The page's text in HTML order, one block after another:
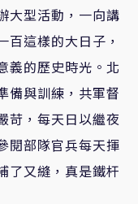
大型活動，一向講
這樣的大日子，
義的歷史時光。北
備與訓練，共軍督
苛，每天日以繼夜
閱部隊官兵每天揮
了又縫，真是鐵杆